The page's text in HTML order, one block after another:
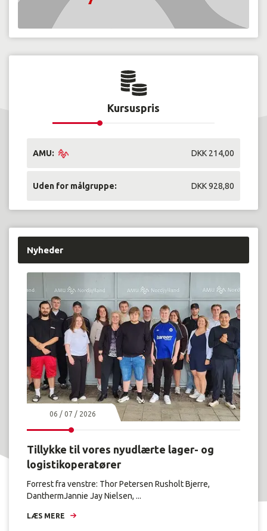
Kursuspris
AMU: DKK 214,00
Uden for målgruppe: DKK 928,80
Nyheder
06 / 07 / 2026
Tillykke til vores nyudlærte lager- og
logistikoperatører
Forrest fra venstre: Thor Petersen Rusholt Bjerre,
DanthermJannie Jay Nielsen, ...
LÆS MERE